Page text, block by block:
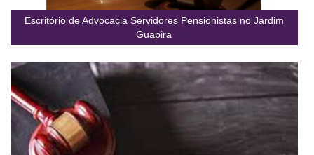
Escritório de Advocacia Servidores Pensionistas no Jardim
Guapira